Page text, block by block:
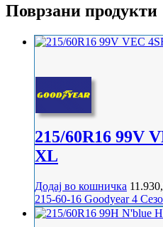
Поврзани продукти
215/60R16 99V
XL
Додај во кошничка
215-60-16 Goodyear4